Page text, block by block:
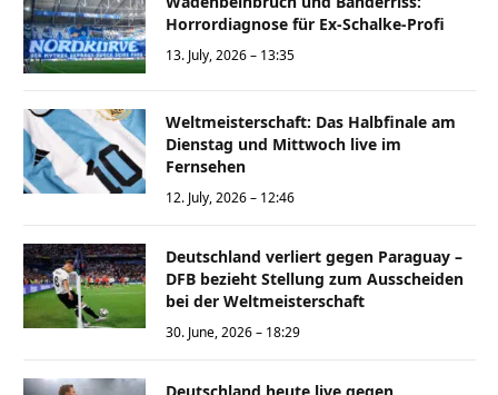
Horrordiagnose für Ex-Schalke-Profi
13. July, 2026 – 13:35
Weltmeisterschaft: Das Halbfinale am
Dienstag und Mittwoch live im
Fernsehen
12. July, 2026 – 12:46
Deutschland verliert gegen Paraguay –
DFB bezieht Stellung zum Ausscheiden
bei der Weltmeisterschaft
30. June, 2026 – 18:29